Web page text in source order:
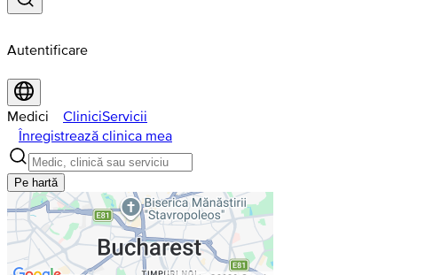
Autentificare
Medici CliniciServicii
Înregistrează clinica mea
Pe hartă